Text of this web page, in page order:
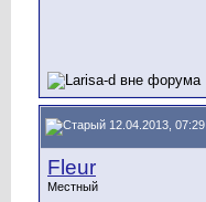
12.04.2013, 07:29
Fleur
Местный